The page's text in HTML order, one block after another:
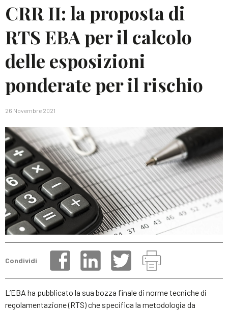
CRR II: la proposta di
RTS EBA per il calcolo
delle esposizioni
ponderate per il rischio
26 Novembre 2021
Condividi
L’EBA ha pubblicato la sua bozza finale di norme tecniche di
regolamentazione (RTS) che specifica la metodologia da